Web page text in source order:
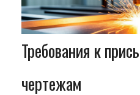
Требования к
чертежам